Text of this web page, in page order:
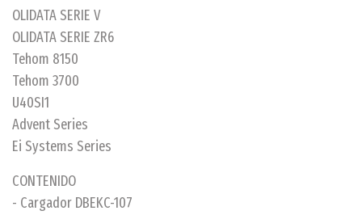
OLIDATA SERIE V
OLIDATA SERIE ZR6
Tehom 8150
Tehom 3700
U40SI1
Advent Series
Ei Systems Series
CONTENIDO
- Cargador DBEKC-107